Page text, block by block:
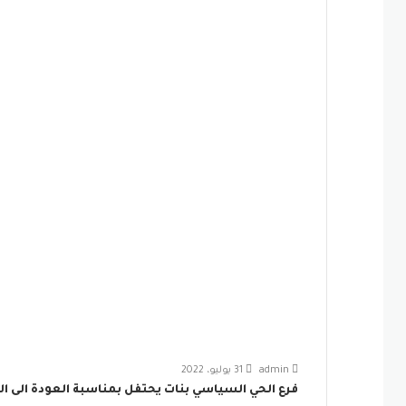
admin 31 يوليو، 2022
فرع الحي السياسي بنات يحتفل بمناسبة العودة الى